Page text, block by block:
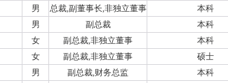
男 总裁,副董事长,非独立董事 本科
男 副总裁 本科
女 副总裁,非独立董事 本科
女 副总裁,非独立董事 硕士
男 副总裁,财务总监 本科